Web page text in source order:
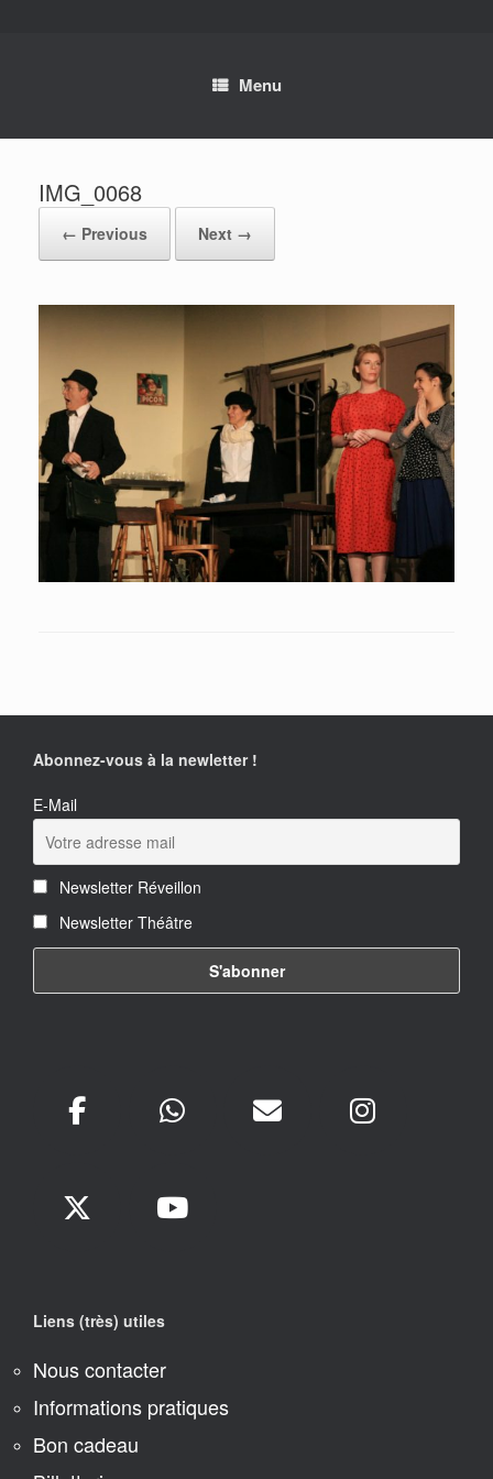
Menu
IMG_0068
← Previous Next →
Abonnez-vous à la newletter !
E-Mail
Newsletter Réveillon
Newsletter Théâtre
Liens (très) utiles
Nous contacter
Informations pratiques
Bon cadeau